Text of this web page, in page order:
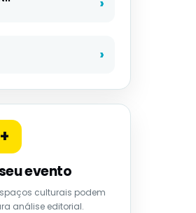
+
evento
culturais podem
análise editorial.